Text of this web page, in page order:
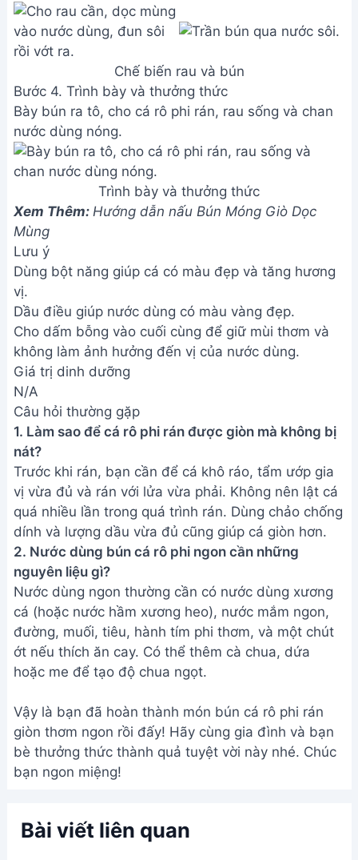
Chế biến rau và bún
Bước 4. Trình bày và thưởng thức
Bày bún ra tô, cho cá rô phi rán, rau sống và chan
nước dùng nóng.
Trình bày và thưởng thức
Xem Thêm: Hướng dẫn nấu Bún Móng Giò Dọc
Mùng
Lưu ý
Dùng bột năng giúp cá có màu đẹp và tăng hương
vị.
Dầu điều giúp nước dùng có màu vàng đẹp.
Cho dấm bỗng vào cuối cùng để giữ mùi thơm và
không làm ảnh hưởng đến vị của nước dùng.
Giá trị dinh dưỡng
N/A
Câu hỏi thường gặp
1. Làm sao để cá rô phi rán được giòn mà không bị
nát?
Trước khi rán, bạn cần để cá khô ráo, tẩm ướp gia
vị vừa đủ và rán với lửa vừa phải. Không nên lật cá
quá nhiều lần trong quá trình rán. Dùng chảo chống
dính và lượng dầu vừa đủ cũng giúp cá giòn hơn.
2. Nước dùng bún cá rô phi ngon cần những
nguyên liệu gì?
Nước dùng ngon thường cần có nước dùng xương
cá (hoặc nước hầm xương heo), nước mắm ngon,
đường, muối, tiêu, hành tím phi thơm, và một chút
ớt nếu thích ăn cay. Có thể thêm cà chua, dứa
hoặc me để tạo độ chua ngọt.
Vậy là bạn đã hoàn thành món bún cá rô phi rán
giòn thơm ngon rồi đấy! Hãy cùng gia đình và bạn
bè thưởng thức thành quả tuyệt vời này nhé. Chúc
bạn ngon miệng!
Bài viết liên quan